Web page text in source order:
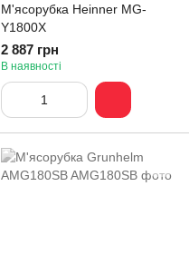
М'ясорубка Heinner MG-
Y1800X
2 887 грн
В наявності